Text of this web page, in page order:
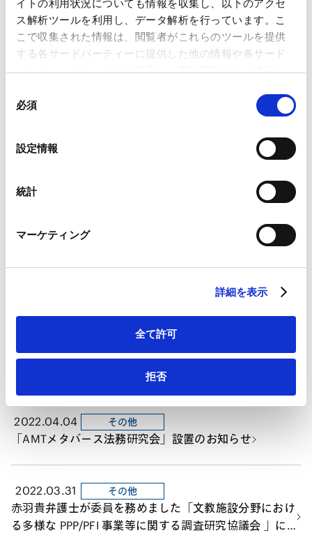
イトの利用状況についても情報を収集し、以下のアクセ
ス解析ツールを利用し、データ解析を行っています。こ
こで収集された情報は、閲覧者がこれらのツールを提供
する各サードパーティーに提供した他の情報や各サード
パーティーのサービスを使用した際に収集された情報と
ことがあります。
Google Analytics利用規約（
Marketo
外部サイト）
LinkedIn プライバシーポリシー（
HubSpot プライバシーポリシー（外部サイト）
必須
設定情報
統計
マーケティング
詳細を表示
全て許可
拒否
年末年始の業務のお知らせ
2023.05.25 その他
クールビズ実施のお知らせ
新型コロナウイルス感染症（COVID-19）への対応につ
年末年始の業務のお知らせ
2022.05.09 その他
弁護士 古田 啓昌「お別れの会」のご案内
2022.04.04 その他
「AMTメタバース法務研究会」設置のお知らせ
2022.03.31 その他
赤羽貴弁護士が委員を務めました「文教施設分野におけ
る多様な PPP/PFI 事業等に関する調査研究協議会 」に